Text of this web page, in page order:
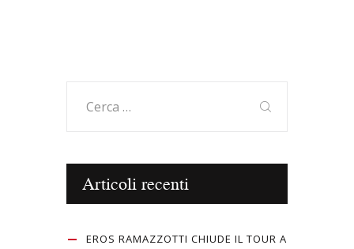
per:
Articoli recenti
EROS RAMAZZOTTI CHIUDE IL TOUR A